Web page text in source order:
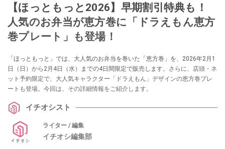
【ほっともっと2026】早期割引特典も！
人気のお弁当が恵方巻に「ドラえもん恵方
巻プレート」も登場！
「ほっともっと」では、大人気のお弁当を巻いた「恵方巻」を、2026年2月1
日（日）から2月4日（水）までの4日間限定で販売します。さらに、店頭・ネ
ット予約限定で、大人気キャラクター「ドラえもん」デザインの恵方巻プレ
ートも登場。今回は、その詳細情報をご紹介します。
イチオシスト
ライター / 編集
イチオシ編集部